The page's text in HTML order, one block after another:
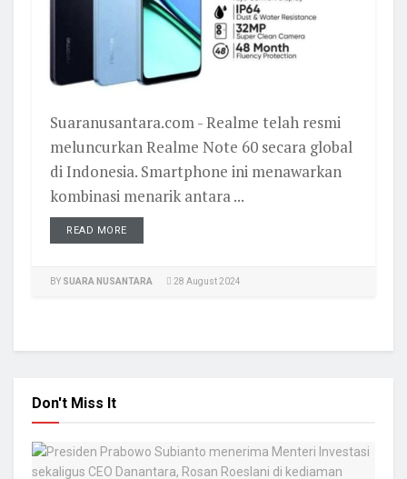
Suaranusantara.com - Realme telah resmi
meluncurkan Realme Note 60 secara global
di Indonesia. Smartphone ini menawarkan
kombinasi menarik antara ...
READ MORE
BY SUARA NUSANTARA 28 August 2024
Don't Miss It